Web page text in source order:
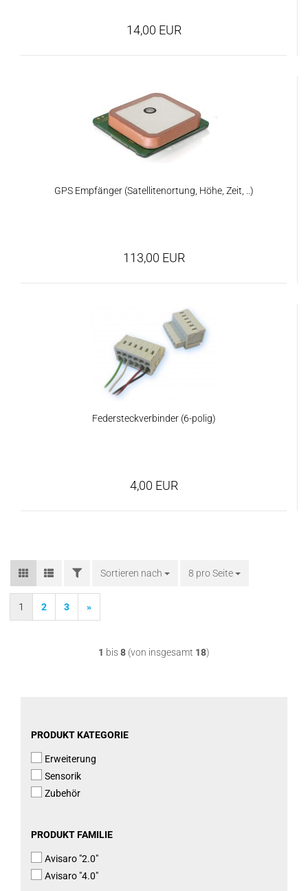
14,00 EUR
GPS Empfänger (Satellitenortung, Höhe, Zeit, ..)
113,00 EUR
Federsteckverbinder (6-polig)
4,00 EUR
FILTERSortieren nach
Sortieren nach 8 pro Seite
pro Seite
1 2 3 »
1 bis8 (von insgesamt 18)
PRODUKT
PRODUKT KATEGORIE
Erweiterung
Sensorik
Zubehör
PRODUKT
PRODUKT FAMILIE
Avisaro "2.0"
Avisaro "4.0"